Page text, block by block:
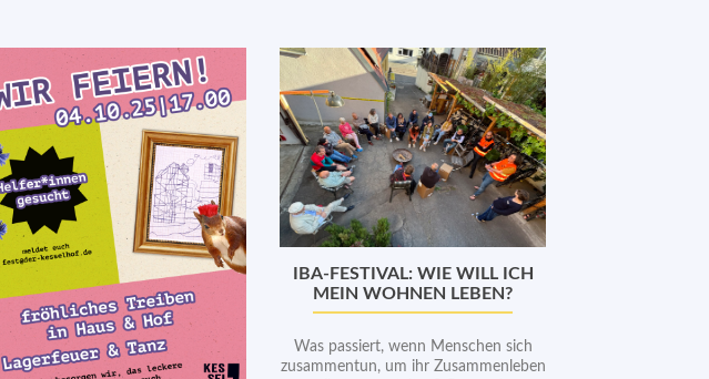
IBA-FESTIVAL: WIE WILL ICH
MEIN WOHNEN LEBEN?
Was passiert, wenn Menschen sich
zusammentun, um ihr Zusammenleben